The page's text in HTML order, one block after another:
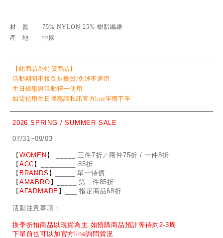
材質75% NYLON 25% 樹脂纖維
產地中國
【此商品為特價商品】
活動期間不接受退換貨/免運不適用
生日優惠與活動擇一使用
如需使用生日優惠請私訊官方line單獨下單
2026 SPRING / SUMMER SALE
07/31~09/03
【 WOMEN 】
___ 三件7折／兩件75折 / 一件8折
【 ACC 】
____ 85折
【 BRANDS 】
_ 單一特價
【 AMABRO 】
_ 第二件85折
【 AFADMADE 】 ___ 指定商品68折
活動注意事項：
換季折扣商品以現貨為主 如預購商品預計等待約2-3周
下單前也可以加官方line詢問貨況